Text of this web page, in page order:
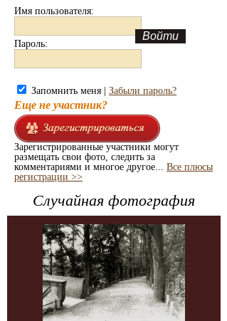
Имя пользователя:
Пароль:
Запомнить меня | Забыли пароль?
Еще не участник?
Зарегистрированные участники могут
размещать свои фото, следить за
комментариями и многое другое... Все плюсы
регистрации >>
Случайная фотография